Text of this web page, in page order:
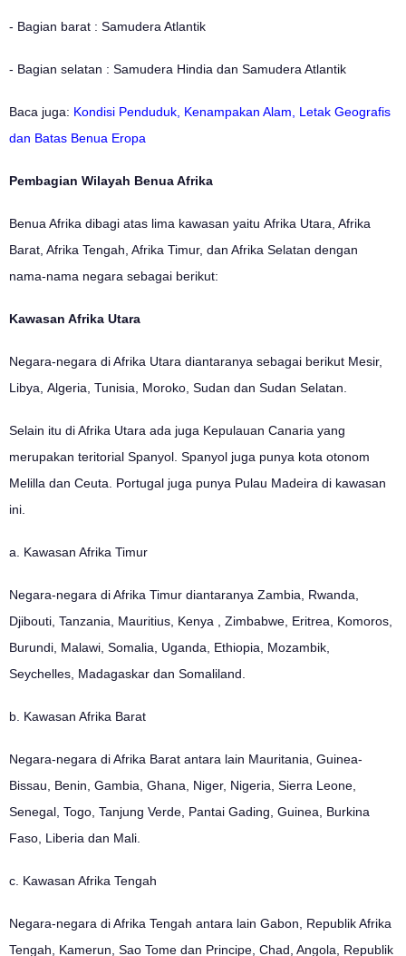
- Bagian barat : Samudera Atlantik
- Bagian selatan : Samudera Hindia dan Samudera Atlantik
Baca juga: Kondisi Penduduk, Kenampakan Alam, Letak Geografis
dan Batas Benua Eropa
Pembagian Wilayah Benua Afrika
Benua Afrika dibagi atas lima kawasan yaitu Afrika Utara, Afrika
Barat, Afrika Tengah, Afrika Timur, dan Afrika Selatan dengan
nama-nama negara sebagai berikut:
Kawasan Afrika Utara
Negara-negara di Afrika Utara diantaranya sebagai berikut Mesir,
Libya, Algeria, Tunisia, Moroko, Sudan dan Sudan Selatan.
Selain itu di Afrika Utara ada juga Kepulauan Canaria yang
merupakan teritorial Spanyol. Spanyol juga punya kota otonom
Melilla dan Ceuta. Portugal juga punya Pulau Madeira di kawasan
ini.
a. Kawasan Afrika Timur
Negara-negara di Afrika Timur diantaranya Zambia, Rwanda,
Djibouti, Tanzania, Mauritius, Kenya , Zimbabwe, Eritrea, Komoros,
Burundi, Malawi, Somalia, Uganda, Ethiopia, Mozambik,
Seychelles, Madagaskar dan Somaliland.
b. Kawasan Afrika Barat
Negara-negara di Afrika Barat antara lain Mauritania, Guinea-
Bissau, Benin, Gambia, Ghana, Niger, Nigeria, Sierra Leone,
Senegal, Togo, Tanjung Verde, Pantai Gading, Guinea, Burkina
Faso, Liberia dan Mali.
c. Kawasan Afrika Tengah
Negara-negara di Afrika Tengah antara lain Gabon, Republik Afrika
Tengah, Kamerun, Sao Tome dan Principe, Chad, Angola, Republik